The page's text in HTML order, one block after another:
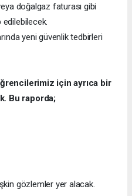
doğalgaz faturası gibi
yeni güvenlik tedbirleri
için ayrıca bir
Bu raporda;
gözlemler yer alacak.